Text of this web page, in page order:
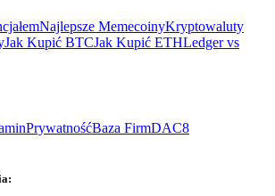
Najlepsze MemecoinyKryptowaluty
Jak Kupić BTCJak Kupić ETHLedger vs
PrywatnośćBaza FirmDAC8